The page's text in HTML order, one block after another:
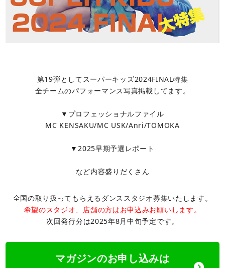
第19弾としてスーパーキッズ2024FINAL特集
全チームのパフォーマンス写真掲載してます。
▼プロフェッショナルファイル
MC KENSAKU/MC USK/Anri/TOMOKA
▼2025早期予選レポート
など内容盛りだくさん
全国の取り扱ってもらえるダンススタジオ募集いたします。
希望のスタジオ、店舗の方はお申込みお願いします。
次回発行分は2025年8月中旬予定です。
マガジンのお申し込みは